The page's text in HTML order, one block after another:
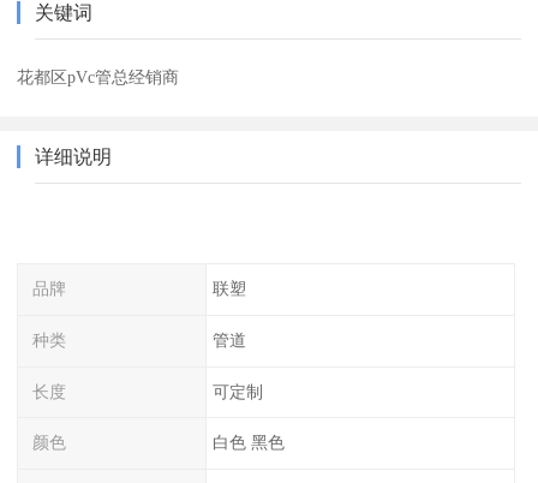
关键词
花都区pVc管总经销商
详细说明
品牌 联塑
种类 管道
长度 可定制
颜色 白色 黑色